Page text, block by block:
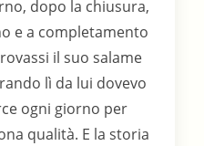
dopo la chiusura,
e a completamento
il suo salame
lì da lui dovevo
ogni giorno per
qualità. E la storia